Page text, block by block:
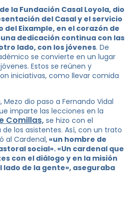
la Fundación Casal Loyola, dio
del Casal y el servicio
Eixample, en el corazón de
dedicación continua con las
lado, con los jóvenes. De
se convierte en un lugar
Estos se reúnen y
iniciativas, como llevar comida
dio paso a Fernando Vidal
imparte las lecciones en la
Comillas, se hizo con el
los asistentes. Así, con un trato
al Cardenal,«un hombre de
social». «Un cardenal que
con el diálogo y en la misión
lado de la gente», aseguraba